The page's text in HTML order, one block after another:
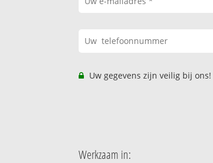
Uw gegevens zijn veilig bij ons!
Werkzaam in: